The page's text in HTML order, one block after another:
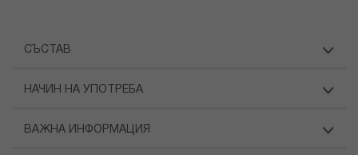
СЪСТАВ
НАЧИН НА УПОТРЕБА
ВАЖНА ИНФОРМАЦИЯ